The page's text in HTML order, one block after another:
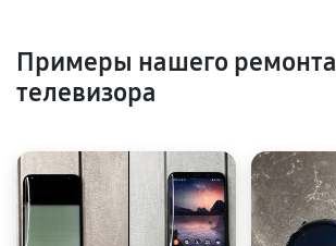
Примеры нашего ремонта
телевизора